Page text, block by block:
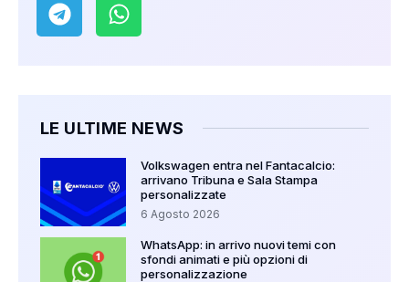
LE ULTIME NEWS
Volkswagen entra nel Fantacalcio:
arrivano Tribuna e Sala Stampa
personalizzate
6 Agosto 2026
WhatsApp: in arrivo nuovi temi con
sfondi animati e più opzioni di
personalizzazione